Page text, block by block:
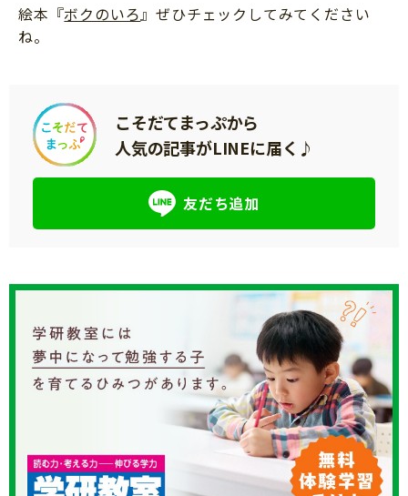
絵本『ボクのいろ』ぜひチェックしてみてください
ね。
こそだてまっぷから
人気の記事がLINEに届く♪
友だち追加